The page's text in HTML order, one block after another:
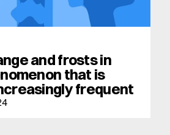
and frosts in
that is
frequent